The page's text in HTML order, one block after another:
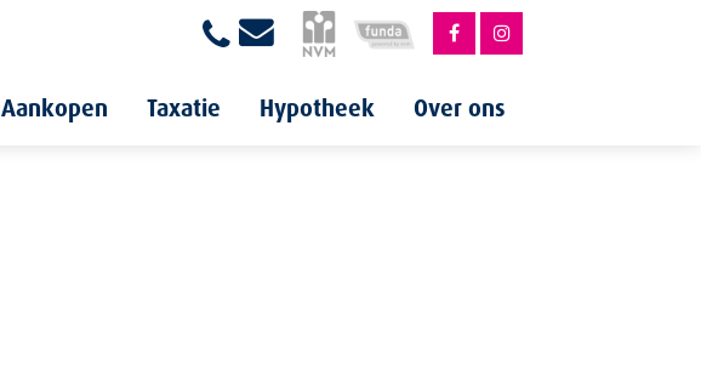
Aankopen Taxatie Hypotheek Over ons